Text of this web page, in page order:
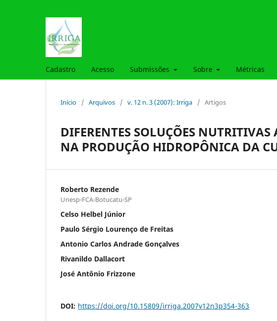
Cadastro Acesso Submissões Sobre Métricas
Início / Arquivos / v. 12 n. 3 (2007): Irriga / Artigos
DIFERENTES SOLUÇÕES
NA PRODUÇÃO HIDROPÔNICA DA
Roberto Rezende
Unesp-FCA-Botucatu-SP
Celso Helbel Júnior
Paulo Sérgio Lourenço de Freitas
Antonio Carlos Andrade Gonçalves
Rivanildo Dallacort
José Antônio Frizzone
DOI: https://doi.org/10.15809/irriga.2007v12n3p354-363